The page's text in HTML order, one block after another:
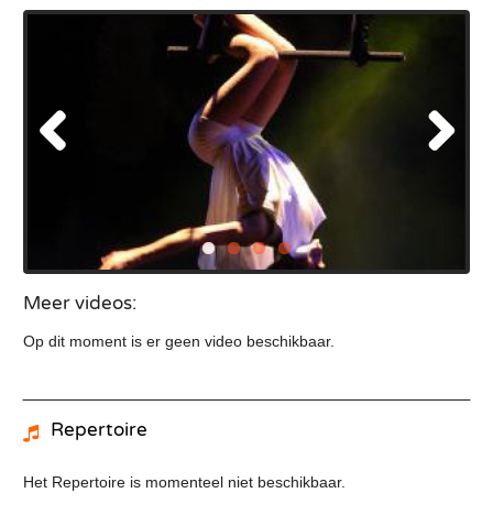
Meer videos:
Op dit moment is er geen video beschikbaar.
Repertoire
Het Repertoire is momenteel niet beschikbaar.